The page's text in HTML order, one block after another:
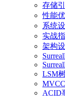
存储
性能
系统
实战
架构
LSM
ACID